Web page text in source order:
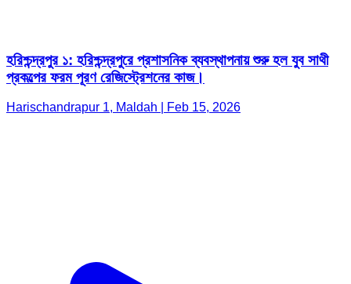
হরিশ্চন্দ্রপুর ১: হরিশ্চন্দ্রপুরে প্রশাসনিক ব্যবস্থাপনায় শুরু হল যুব সাথী
প্রকল্পের ফরম পূরণ রেজিস্ট্রেশনের কাজ।
Harischandrapur 1, Maldah | Feb 15, 2026